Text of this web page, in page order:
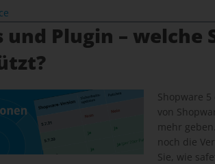
Plugin – welche
Shopware
von
mehr
noch die
Sie, wie